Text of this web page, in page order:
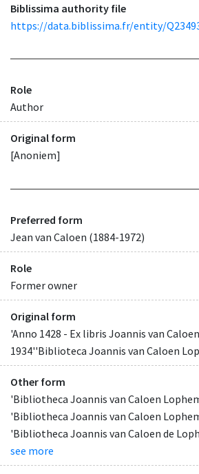
Biblissima authority file
https://data.biblissima.fr/entity/
Role
Author
Original form
[Anoniem]
Preferred form
Jean van Caloen (1884-1972)
Role
Former owner
Original form
'Anno 1428 - Ex libris Joannis van
1934''Biblioteca Joannis van Caloen
Other form
'Bibliotheca Joannis van Caloen
'Bibliotheca Joannis van Caloen
'Bibliotheca Joannis van Caloen de
see more